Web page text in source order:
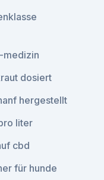
medizin
dosiert
hergestellt
liter
cbd
für hunde